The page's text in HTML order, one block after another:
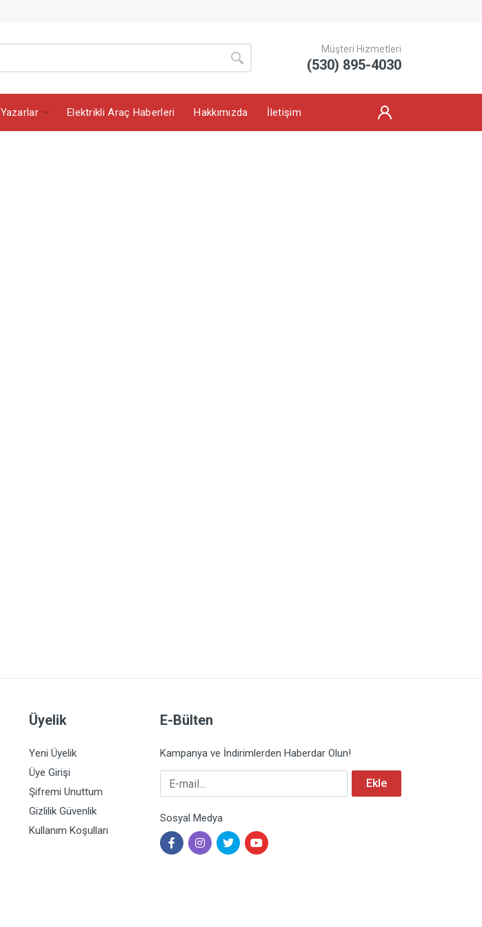
Müşteri Hizmetleri
(530) 895-4030
Yazarlar Elektrikli Araç Haberleri Hakkımızda İletişim
Üyelik
Yeni Üyelik
Üye Girişi
Şifremi Unuttum
Gizlilik Güvenlik
Kullanım Koşulları
E-Bülten
Kampanya ve İndirimlerden Haberdar Olun!
E-mail Ekle
Sosyal Medya